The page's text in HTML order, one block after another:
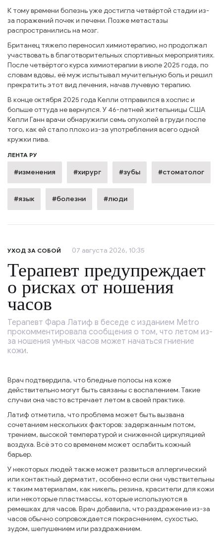
К тому времени болезнь уже достигла четвёртой стадии из-
за поражений почек и печени. Позже метастазы
распространились на мозг.
Британец тяжело переносил химиотерапию, но продолжал
участвовать в благотворительных спортивных мероприятиях.
После четвёртого курса химиотерапии в июле 2025 года, по
словам вдовы, её муж испытывал мучительную боль и решил
прекратить этот вид лечения, начав лучевую терапию.
В конце октября 2025 года Келли отправился в хоспис и
больше оттуда не вернулся. У 46-летней жительницы США
Келли Ганн врачи обнаружили семь опухолей в груди после
того, как ей стало плохо из-за употребления всего одной
кружки пива.
ЛЕНТА РУ
#изменения #хирург #зубы #стоматолог
#язык #болезни #люди
УХОД ЗА СОБОЙ 07 августа 2026, 10:35
Терапевт предупреждает
о рисках от ношения
часов
Терапевт Фара Латиф в беседе с изданием Metro
прокомментировала сообщения о том, что летом из-
за ношения умных часов может начаться гниение
кожи.
Врач подтвердила, что бледные полосы на коже
действительно могут быть связаны с воспалением. Такие
случаи она часто встречает летом в своей практике.
Латиф отметила, что проблема может быть вызвана
сочетанием нескольких факторов: задержанным потом,
трением, высокой температурой и сниженной циркуляцией
воздуха. Всё это со временем может ослабить кожный
барьер.
У некоторых людей также может развиться аллергический
или контактный дерматит, особенно если они чувствительны
к таким материалам, как никель, резина, красители для кожи
или некоторые пластмассы, которые используются в
ремешках для часов. Врач добавила, что раздражение из-за
часов обычно сопровождается покраснением, сухостью,
зудом, шелушением или раздражением.